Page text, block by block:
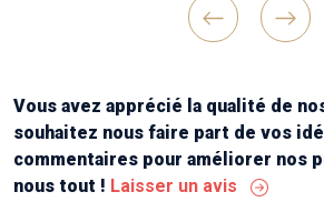
amont , un chantier bien
réalisation finale !
PreviousNext
Vous avez apprécié la qualité de
souhaitez nous faire part de vos
commentaires pour améliorer nos
nous tout ! Laisser un avis